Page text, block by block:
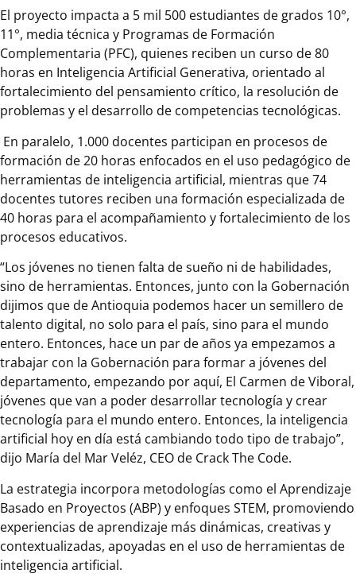
El proyecto impacta a 5 mil 500 estudiantes de grados 10°,
11°, media técnica y Programas de Formación
Complementaria (PFC), quienes reciben un curso de 80
horas en Inteligencia Artificial Generativa, orientado al
fortalecimiento del pensamiento crítico, la resolución de
problemas y el desarrollo de competencias tecnológicas.
En paralelo, 1.000 docentes participan en procesos de
formación de 20 horas enfocados en el uso pedagógico de
herramientas de inteligencia artificial, mientras que 74
docentes tutores reciben una formación especializada de
40 horas para el acompañamiento y fortalecimiento de los
procesos educativos.
“Los jóvenes no tienen falta de sueño ni de habilidades,
sino de herramientas. Entonces, junto con la Gobernación
dijimos que de Antioquia podemos hacer un semillero de
talento digital, no solo para el país, sino para el mundo
entero. Entonces, hace un par de años ya empezamos a
trabajar con la Gobernación para formar a jóvenes del
departamento, empezando por aquí, El Carmen de Viboral,
jóvenes que van a poder desarrollar tecnología y crear
tecnología para el mundo entero. Entonces, la inteligencia
artificial hoy en día está cambiando todo tipo de trabajo”,
dijo María del Mar Veléz, CEO de Crack The Code.
La estrategia incorpora metodologías como el Aprendizaje
Basado en Proyectos (ABP) y enfoques STEM, promoviendo
experiencias de aprendizaje más dinámicas, creativas y
contextualizadas, apoyadas en el uso de herramientas de
inteligencia artificial.